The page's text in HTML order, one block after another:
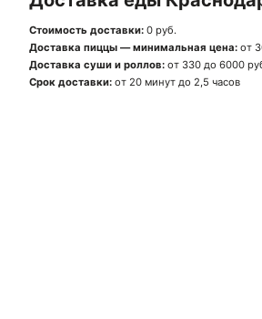
Стоимость доставки: 0 руб.
Доставка пиццы — минимальная цена: от
Доставка суши и роллов: от 330 до 6000
Срок доставки: от 20 минут до 2,5 часов